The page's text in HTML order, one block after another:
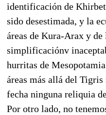
identificación de
sido desestimada, y la
áreas de Kura-Arax y de
simplificaciónv
hurritas de
áreas más allá del Tigris
fecha ninguna reliquia
Por otro lado, no